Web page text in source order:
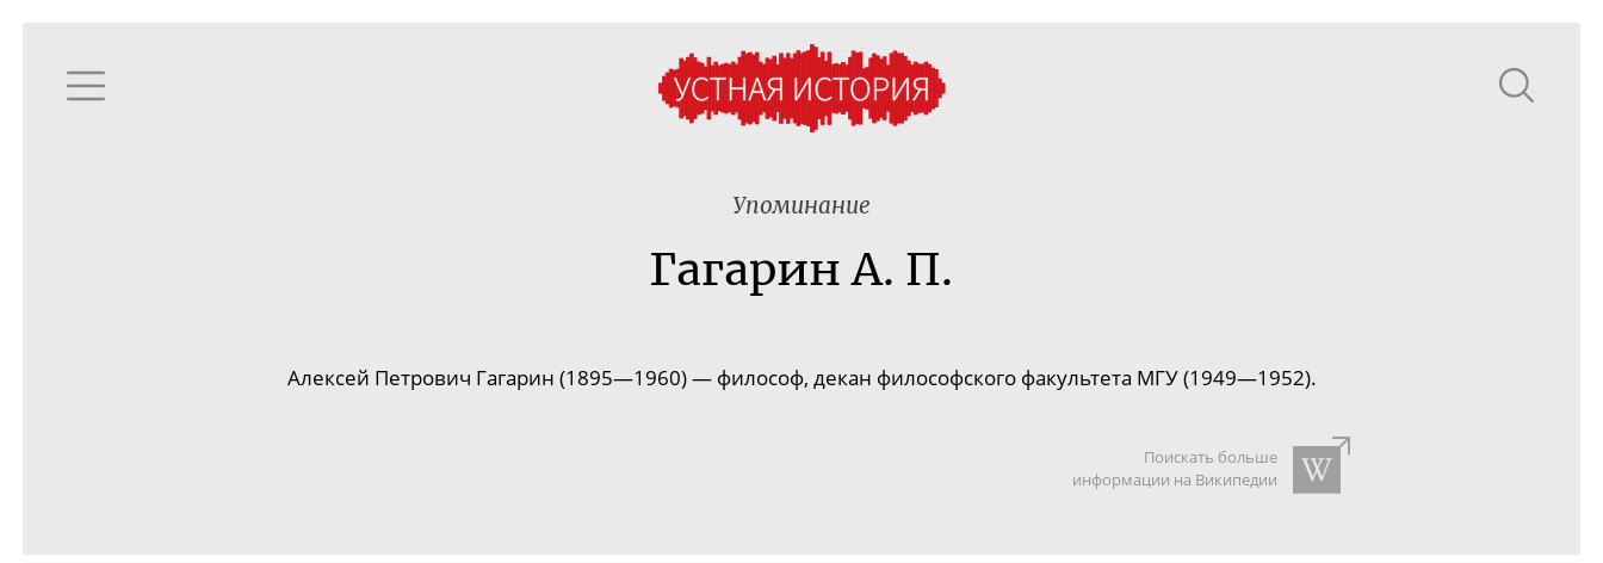
Упоминание
Гагарин А. П.
Алексей Петрович Гагарин (1895—1960) — философ, декан философского факультета МГУ (1949—1952).
Поискать больше
информации на Википедии